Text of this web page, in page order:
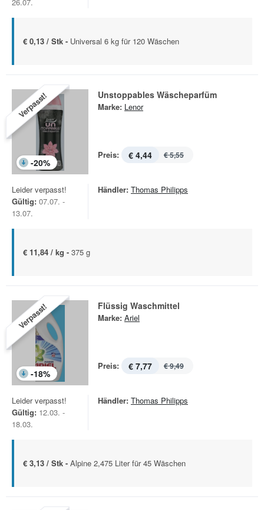
€ 0,13 / Stk - Universal 6 kg für 120 Wäschen
Verpasst!
-20%
Unstoppables Wäscheparfüm
Marke: Lenor
Preis: € 4,44 € 5,55
Leider verpasst!
Gültig: 07.07. -
13.07.
Händler: Thomas Philipps
€ 11,84 / kg - 375 g
Verpasst!
-18%
Flüssig Waschmittel
Marke: Ariel
Preis: € 7,77 € 9,49
Leider verpasst!
Gültig: 12.03. -
18.03.
Händler: Thomas Philipps
€ 3,13 / Stk - Alpine 2,475 Liter für 45 Wäschen